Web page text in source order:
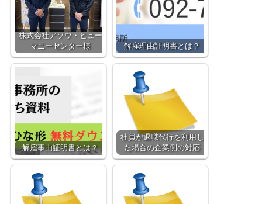
株式会社アソウ・ヒュー
マニーセンター様
解雇理由証明書とは？
解雇事由証明書とは？
社員が退職代行を利用し
た場合の企業側の対応